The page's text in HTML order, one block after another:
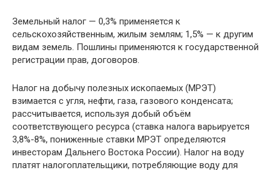
Земельный налог — 0,3% применяется к
сельскохозяйственным, жилым землям; 1,5% — к другим
видам земель. Пошлины применяются к государственной
регистрации прав, договоров.
Налог на добычу полезных ископаемых (МРЭТ)
взимается с угля, нефти, газа, газового конденсата;
рассчитывается, используя добый объём
соответствующего ресурса (ставка налога варьируется
3,8%-8%, пониженные ставки МРЭТ определяются
инвесторам Дальнего Востока России). Налог на воду
платят налогоплательщики, потребляющие воду для